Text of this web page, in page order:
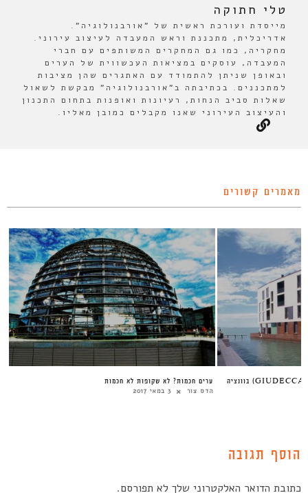
טלי חתוקה
מייסדת ועורכת ראשית של "אורבנולוגיה".
אדריכלית, מתכננת וראש המעבדה לעיצוב עירוני.
מחקריה, כמו גם המחקרים המשותפים עם חברי
המעבדה, עוסקים במציאות העכשווית של הערים
ובאופן שניתן להתמודד עם האתגרים שהן מציבות
למתכננים. בכתיבתה ב"אורבנולוגיה" מבקשת לשאול
שאלות סביב הנחות, רעיונות ואופנות בתחום התכנון
והעיצוב העירוני שאנו מקבלים כמובן מאליו.
מאמרים קשורים
ערים חכמות? לא שקופות לא חכמות
הדס צור 3 במאי 2017
הוסף תגובה
כתובת הדואר האלקטרוני שלך לא תפורסם.